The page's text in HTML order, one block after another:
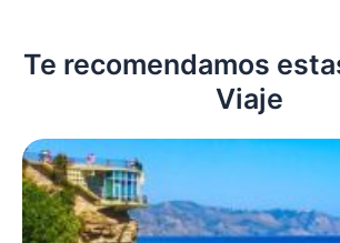
Te recomendamos
Viaje